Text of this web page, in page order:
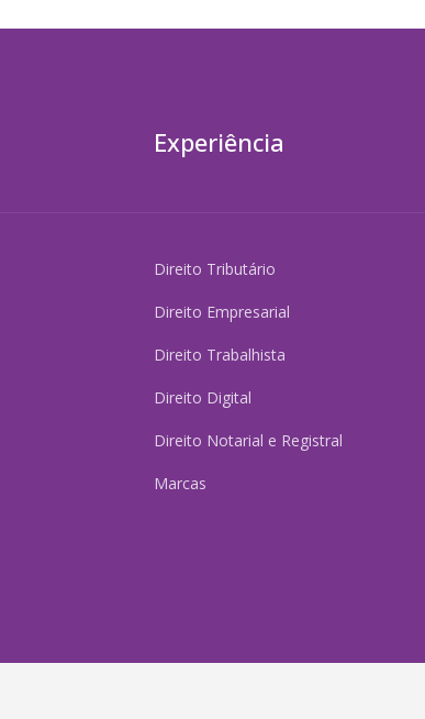
Experiência
Direito Tributário
Direito Empresarial
Direito Trabalhista
Direito Digital
Direito Notarial e Registral
Marcas